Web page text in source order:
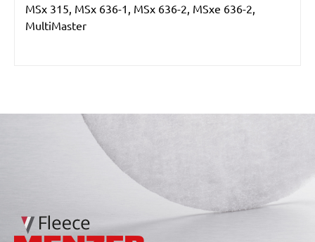
MSx 315, MSx 636-1, MSx 636-2, MSxe 636-2,
MultiMaster
/marketing/parallax/menzer/parallax_logos/